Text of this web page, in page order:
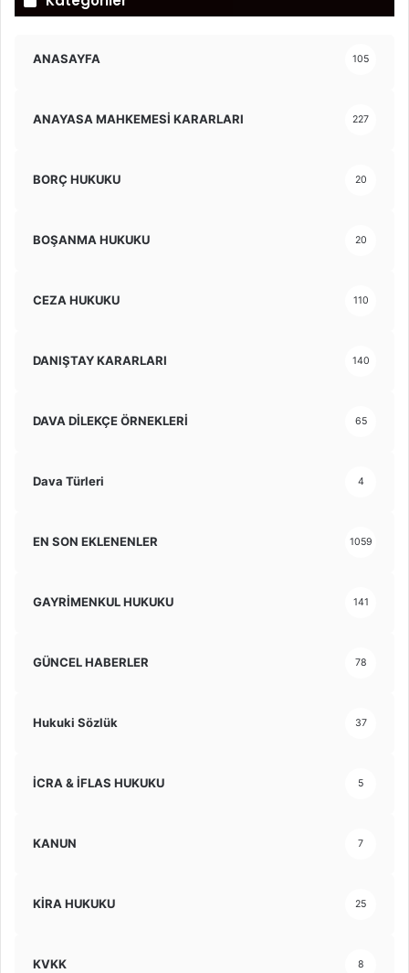
ANASAYFA 105
ANAYASA MAHKEMESİ KARARLARI 227
BORÇ HUKUKU 20
BOŞANMA HUKUKU 20
CEZA HUKUKU 110
DANIŞTAY KARARLARI 140
DAVA DİLEKÇE ÖRNEKLERİ 65
Dava Türleri 4
EN SON EKLENENLER 1059
GAYRİMENKUL HUKUKU 141
GÜNCEL HABERLER 78
Hukuki Sözlük 37
İCRA & İFLAS HUKUKU 5
KANUN 7
KİRA HUKUKU 25
KVKK 8